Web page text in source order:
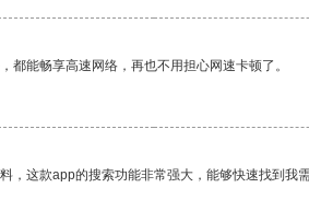
能畅享高速网络，再也不用担心网速卡顿了。
这款app的搜索功能非常强大，能够快速找到我需